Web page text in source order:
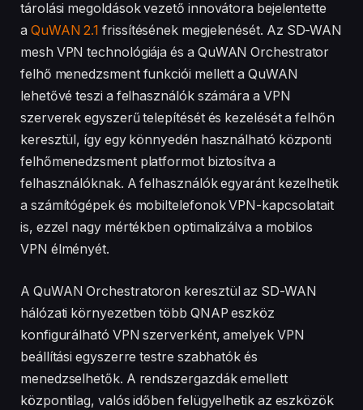
tárolási megoldások vezető innovátora bejelentette
a QuWAN 2.1 frissítésének megjelenését. Az SD-WAN
mesh VPN technológiája és a QuWAN Orchestrator
felhő menedzsment funkciói mellett a QuWAN
lehetővé teszi a felhasználók számára a VPN
szerverek egyszerű telepítését és kezelését a felhőn
keresztül, így egy könnyedén használható központi
felhőmenedzsment platformot biztosítva a
felhasználóknak. A felhasználók egyaránt kezelhetik
a számítógépek és mobiltelefonok VPN-kapcsolatait
is, ezzel nagy mértékben optimalizálva a mobilos
VPN élményét.
A QuWAN Orchestratoron keresztül az SD-WAN
hálózati környezetben több QNAP eszköz
konfigurálható VPN szerverként, amelyek VPN
beállítási egyszerre testre szabhatók és
menedzselhetők. A rendszergazdák emellett
központilag, valós időben felügyelhetik az eszközök